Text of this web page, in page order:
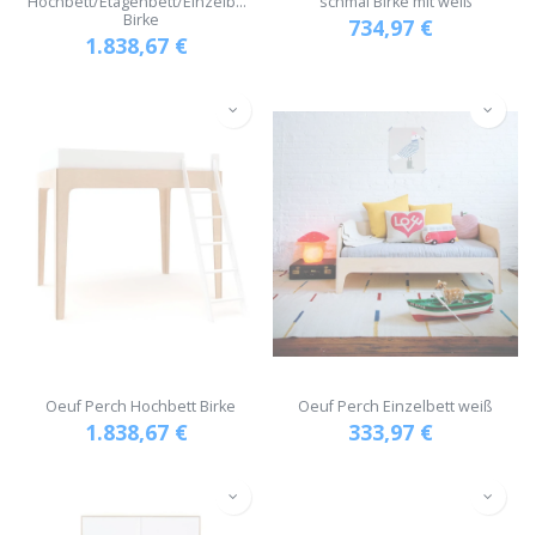
Birke
1.838,67€
734,97 €
Oeuf Perch Hochbett Birke
1.838,67€
Oeuf Perch Einzelbett weiß
333,97 €